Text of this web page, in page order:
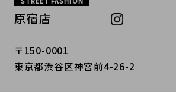
原宿店
〒150-0001
東京都渋谷区神宮前4-26-2